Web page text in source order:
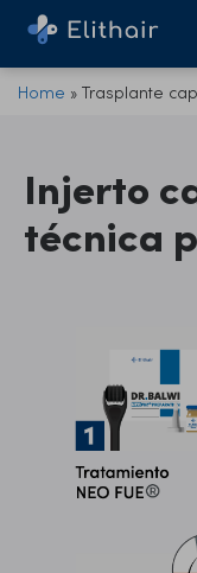
Home » Trasplante
Injerto
técnica